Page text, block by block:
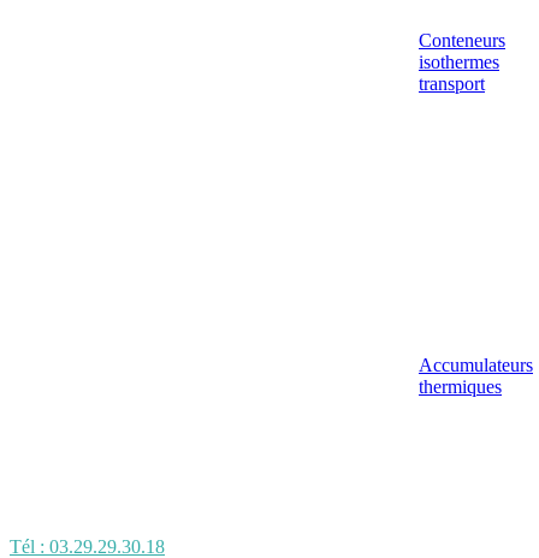
Conteneurs
isothermes
transport
Accumulateurs
thermiques
Tél : 03.29.29.30.18